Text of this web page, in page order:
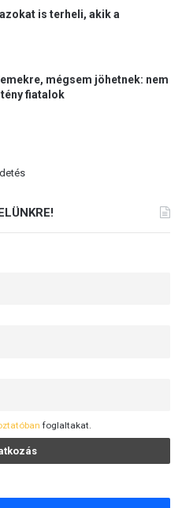
is terheli, akik a
mégsem jöhetnek: nem
fiatalok
foglaltakat.